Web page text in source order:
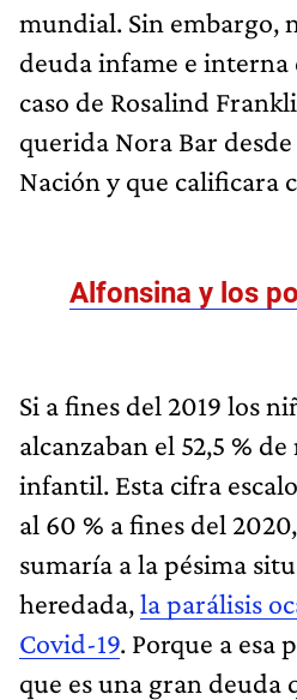
mundial. Sin embargo,
deuda infame e interna
caso de Rosalind
querida Nora Bar
Nación y que calificara
Alfonsina y los
Si a fines del 2019 los
alcanzaban el 52,5 %
infantil. Esta cifra
al 60 % a fines del
sumaría a la pésima
heredada,la parálisis
Covid-19. Porque a esa
que es una gran deuda